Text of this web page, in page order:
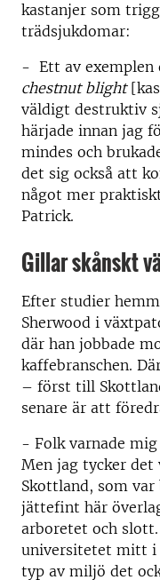
kastanjer som
trädsjukdomar:
- Ett av exemplen
chestnut blight
väldigt destruktiv
härjade innan jag
mindes och
det sig också att
något mer
Patrick.
Gillar skånskt
Efter studier
Sherwood i
där han jobbade
kaffebranschen.
– först till
senare är att
- Folk varnade
Men jag tycker
Skottland, som
jättefint här
arboretet och
universitetet mitt i
typ av miljö det